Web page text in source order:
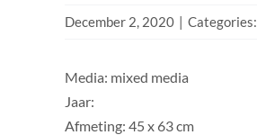
December 2, 2020 | Categories:
Media: mixed media
Jaar:
Afmeting: 45 x 63 cm